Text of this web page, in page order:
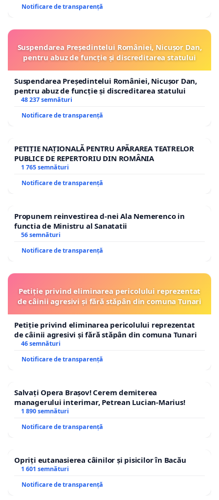
Notificare de transparență
Suspendarea Președintelui României, Nicușor Dan,
pentru abuz de funcție și discreditarea statului
Suspendarea Președintelui României, Nicușor Dan,
pentru abuz de funcție și discreditarea statului
48 237 semnături
Notificare de transparență
PETIȚIE NAȚIONALĂ PENTRU APĂRAREA TEATRELOR
PUBLICE DE REPERTORIU DIN ROMÂNIA
1 765 semnături
Notificare de transparență
Propunem reinvestirea d-nei Ala Nemerenco in
functia de Ministru al Sanatatii
56 semnături
Notificare de transparență
Petiție privind eliminarea pericolului reprezentat
de câinii agresivi și fără stăpân din comuna Tunari
Petiție privind eliminarea pericolului reprezentat
de câinii agresivi și fără stăpân din comuna Tunari
46 semnături
Notificare de transparență
Salvați Opera Brașov! Cerem demiterea
managerului interimar, Petrean Lucian-Marius!
1 890 semnături
Notificare de transparență
Opriți eutanasierea câinilor și pisicilor în Bacău
1 601 semnături
Notificare de transparență